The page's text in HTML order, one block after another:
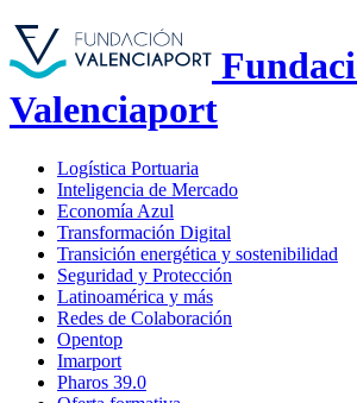
Valenciaport
Logística Portuaria
Inteligencia de Mercado
Economía Azul
Transformación Digital
Transición energética y sostenibilidad
Seguridad y Protección
Latinoamérica y más
Redes de Colaboración
Opentop
Imarport
Pharos 39.0